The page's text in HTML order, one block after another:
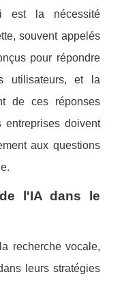
est la nécessité
souvent appelés
pour répondre
utilisateurs, et la
de ces réponses
entreprises doivent
aux questions
l'IA dans le
recherche vocale,
leurs stratégies